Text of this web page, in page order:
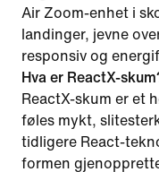
Air Zoom-enhet i
landinger, jevne
responsiv og
Hva er ReactX-
ReactX-skum er et
føles mykt,
tidligere React-
formen